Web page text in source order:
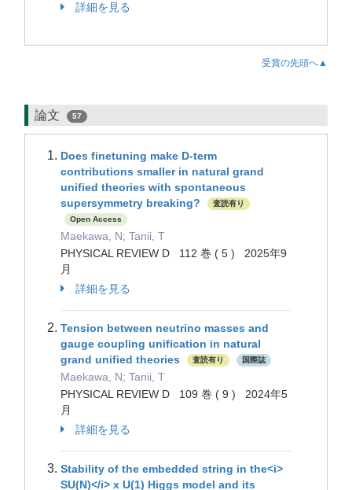
詳細を見る
受賞の先頭へ▲
論文 57
Does finetuning make D-term
contributions smaller in natural grand
unified theories with spontaneous
supersymmetry breaking?
査読有り
Open Access
Maekawa, N; Tanii, T
PHYSICAL REVIEW D 112 巻 ( 5 ) 2025年9
月
詳細を見る
Tension between neutrino masses and
gauge coupling unification in natural
grand unified theories
査読有り 国際誌
Maekawa, N; Tanii, T
PHYSICAL REVIEW D 109 巻 ( 9 ) 2024年5
月
詳細を見る
Stability of the embedded string in the<i>
SU(N)</i> x U(1) Higgs model and its